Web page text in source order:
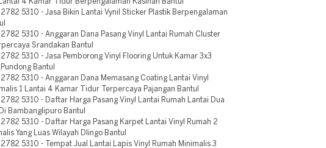
4 Kamar Tidur Berpengalaman Kasihan Bantul
2782 5310 - Jasa Bikin Lantai Vynil Sticker Plastik Berpengalaman
2782 5310 - Anggaran Dana Pasang Vinyl Lantai Rumah Cluster
Srandakan Bantul
2782 5310 - Jasa Pemborong Vinyl Flooring Untuk Kamar 3x3
Bantul
2782 5310 - Anggaran Dana Memasang Coating Lantai Vinyl
1 Lantai 4 Kamar Tidur Terpercaya Pajangan Bantul
2782 5310 - Daftar Harga Pasang Vinyl Lantai Rumah Lantai Dua
Bambanglipuro Bantul
2782 5310 - Daftar Harga Pasang Karpet Lantai Vinyl Rumah 2
Yang Luas Wilayah Dlingo Bantul
2782 5310 - Tempat Jual Lantai Lapis Vinyl Rumah Minimalis 3